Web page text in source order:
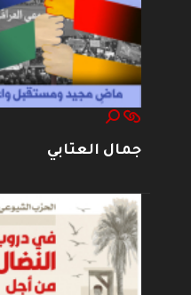
جمال العتابي